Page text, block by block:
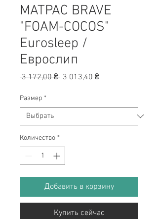
МАТРАС BRAVE
"FOAM-COCOS"
Eurosleep /
Еврослип
3 172,00 ₴ Обычная
3 013,40 ₴Спеццена
Размер *
Количество *
Добавить в корзину
Купить сейчас